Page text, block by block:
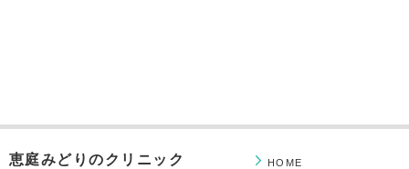
恵庭みどりのクリニック HOME